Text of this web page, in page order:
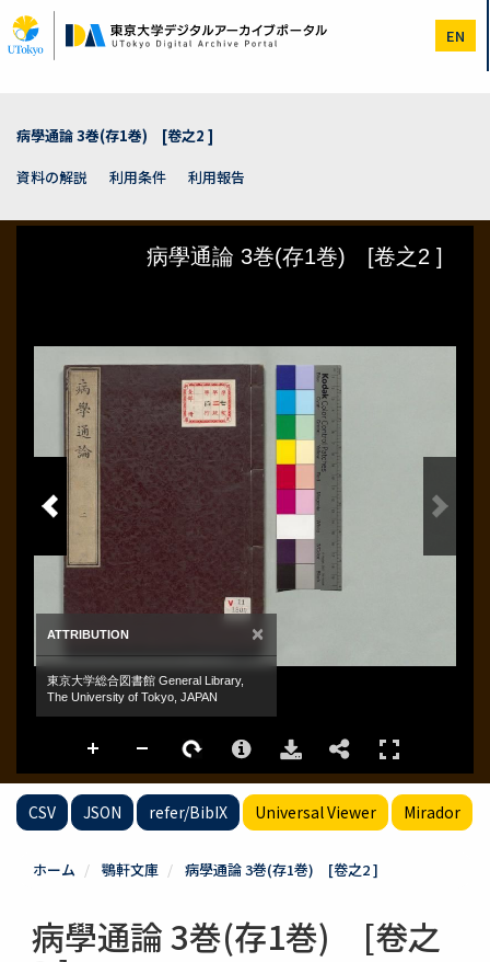
イ
ン
EN
病學通論 3巻(存1巻) [卷之2 ]
資料の解説
利用条件 利用報告
CSV JSON refer/BibIX Universal Viewer Mirador
ホーム 鶚軒文庫 病學通論 3巻(存1巻) [卷之2 ]
病學通論 3巻(存1巻) [卷之